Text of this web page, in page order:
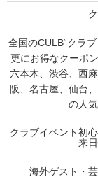
全国のCULB“クラ
更にお得なクーポ
六本木、渋谷、西
阪、名古屋、仙台
の人
クラブイベント初
来
海外ゲスト・